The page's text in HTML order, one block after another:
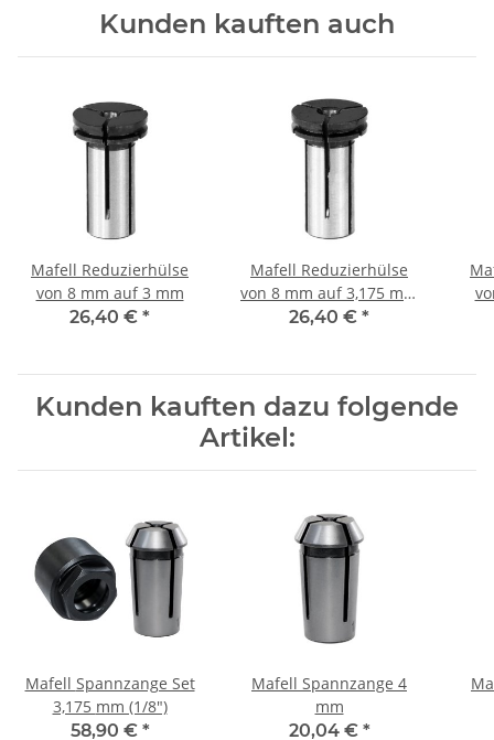
Kunden kauften auch
Mafell Reduzierhülse
von 8 mm auf 3 mm
26,40 € *
Mafell Reduzierhülse
von 8 mm auf 3,175 mm
(1/8")
26,40 € *
Kunden kauften dazu folgende
Artikel:
Mafell Spannzange Set
3,175 mm (1/8")
58,90 € *
Mafell Spannzange 4
mm
20,04 € *
Mafell